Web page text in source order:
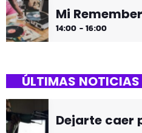
Mi Remember
14:00 - 16:00
ÚLTIMAS NOTICIAS
Dejarte caer